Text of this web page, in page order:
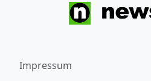
Impressum